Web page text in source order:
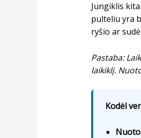
Jungiklis
pulteliu yra
ryšio ar
Pastaba:
laikiklį.
Kodėl